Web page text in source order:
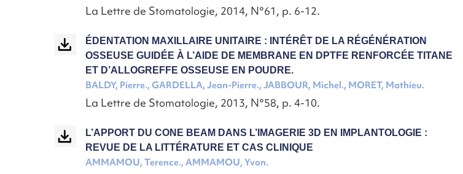
La Lettre de Stomatologie, 2014, N°61, p. 6-12.
ÉDENTATION MAXILLAIRE UNITAIRE : INTÉRÊT DE LA RÉGÉNÉRATION
OSSEUSE GUIDÉE À L’AIDE DE MEMBRANE EN DPTFE RENFORCÉE TITANE
ET D’ALLOGREFFE OSSEUSE EN POUDRE.
BALDY, Pierre., GARDELLA, Jean-Pierre., JABBOUR, Michel., MORET, Mathieu.
La Lettre de Stomatologie, 2013, N°58, p. 4-10.
L’APPORT DU CONE BEAM DANS L’IMAGERIE 3D EN IMPLANTOLOGIE :
REVUE DE LA LITTÉRATURE ET CAS CLINIQUE
AMMAMOU, Terence., AMMAMOU, Yvon.